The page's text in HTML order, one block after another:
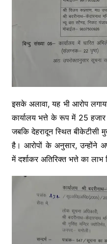
इसके अलावा, यह भी आरोप
कार्यालय भत्ते के रूप में 25 हजार
जबकि देहरादून स्थित बीकेटीसी
है। आरोपों के अनुसार, उन्होंने
में दर्शाकर अतिरिक्त भत्ते का लाभ